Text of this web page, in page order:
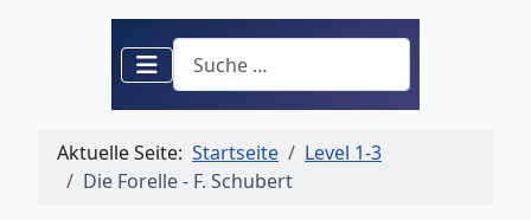
Suchen
Aktuelle Seite: Startseite
Level 1-3
Die Forelle - F. Schubert